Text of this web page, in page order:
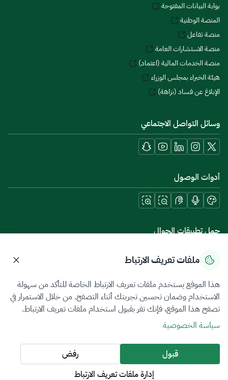
بوابة البيانات المفتوحة
المنصة الوطنية
منصة تفاعل
منصة الاستشارات العامة
منصة الخدمات المالية (اعتماد)
هيئة الخبراء بمجلس الوزراء
الإبلاغ عن فساد (نزاهة)
وسائل التواصل الاجتماعي
أدوات الوصول
حمل تطبيقات الجوال
سياسة الخصوصيةشروط الاستخدامخريطة الموقع
جميع الحقوق محفوظة 2026 © ZATCA.GOV.SA
تم تطويره وصيانته بواسطة هيئة الزكاة والضريبة والجمارك
آخر تحديث للموقع في
ملفات تعريف الارتباط
هذا الموقع يستخدم ملفات تعريف الارتباط الخاصة للتأكد من سهولة
الاستخدام وضمان تحسين تجربتك أثناء التصفح. من خلال الاستمرار في
تصفح هذا الموقع، فإنك تقر بقبول استخدام ملفات تعريف الارتباط.
سياسة الخصوصية
قبول
رفض
إدارة ملفات تعريف الارتباط